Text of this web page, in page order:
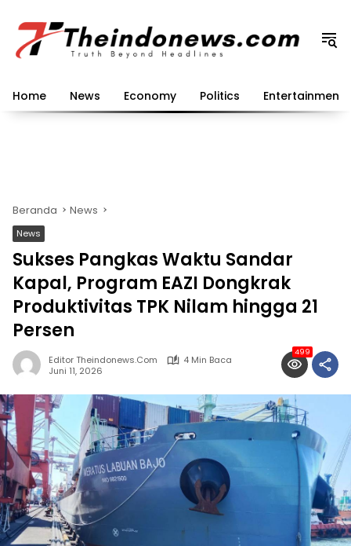
konten
Home News Economy Politics Entertainment
Beranda News
News
Sukses Pangkas Waktu Sandar
Kapal, Program EAZI Dongkrak
Produktivitas TPK Nilam hingga 21
Persen
Editor Theindonews.com
4 Min Baca
Juni 11, 2026
499